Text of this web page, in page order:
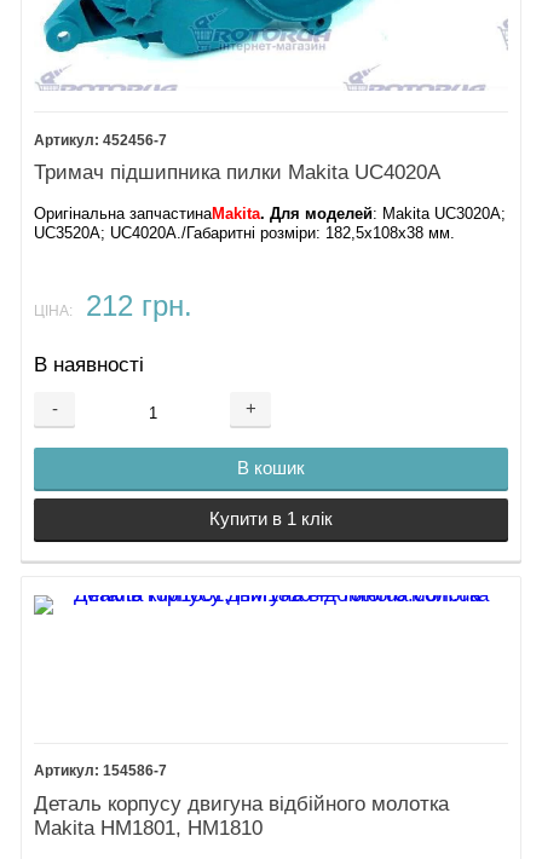
452456-7
Тримач підшипника пилки Makita UC4020A
Оригінальна запчастинаMakita. Для моделей: Makita UC3020A;
UC3520A; UC4020A./Габаритні розміри: 182,5х108х38 мм.
ЦІНА: 212 грн.
В наявності
- +
В кошик
Купити в 1 клік
154586-7
Деталь корпусу двигуна відбійного молотка
Makita HM1801, HM1810